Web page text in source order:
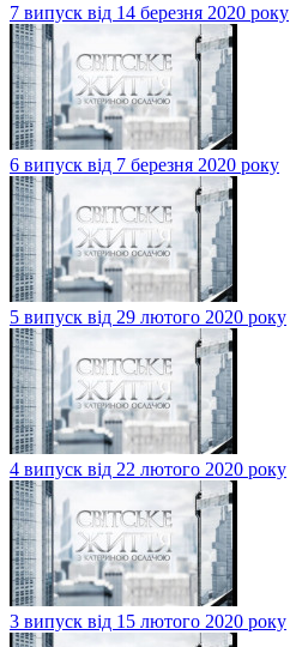
7 випуск від 14 березня 2020 року
6 випуск від 7 березня 2020 року
5 випуск від 29 лютого 2020 року
4 випуск від 22 лютого 2020 року
3 випуск від 15 лютого 2020 року